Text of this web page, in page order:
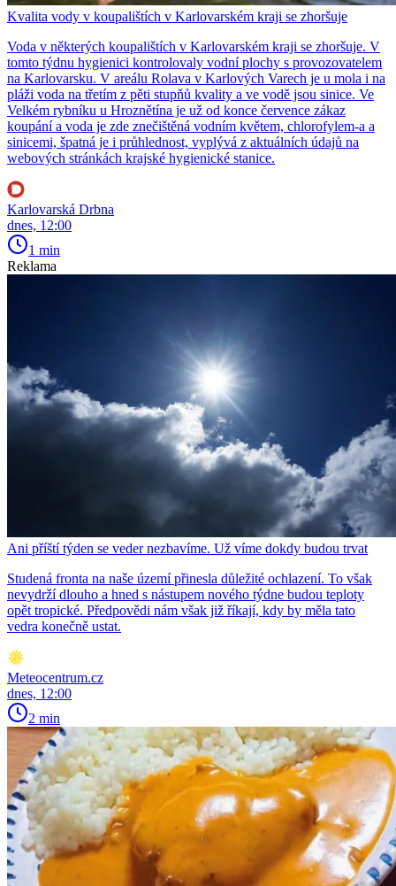
Kvalita vody v koupalištích v Karlovarském kraji se zhoršuje
Voda v některých koupalištích v Karlovarském kraji se zhoršuje. V
tomto týdnu hygienici kontrolovaly vodní plochy s provozovatelem
na Karlovarsku. V areálu Rolava v Karlových Varech je u mola i na
pláži voda na třetím z pěti stupňů kvality a ve vodě jsou sinice. Ve
Velkém rybníku u Hroznětína je už od konce července zákaz
koupání a voda je zde znečištěná vodním květem, chlorofylem-a a
sinicemi, špatná je i průhlednost, vyplývá z aktuálních údajů na
webových stránkách krajské hygienické stanice.
Karlovarská Drbna
dnes, 12:00
1 min
Reklama
Ani příští týden se veder nezbavíme. Už víme dokdy budou trvat
Studená fronta na naše území přinesla důležité ochlazení. To však
nevydrží dlouho a hned s nástupem nového týdne budou teploty
opět tropické. Předpovědi nám však již říkají, kdy by měla tato
vedra konečně ustat.
Meteocentrum.cz
dnes, 12:00
2 min